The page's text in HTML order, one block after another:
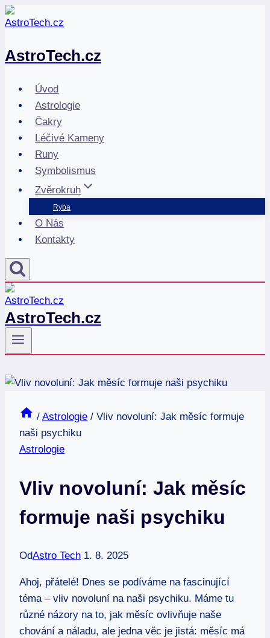
Přeskočit
na
AstroTech.cz
Úvod
Astrologie
Čakry
Léčivé Kameny
Runy
Symbolismus
Zvěrokruh
Ryba
O Nás
Kontakty
AstroTech.cz
/ Astrologie / Vliv novoluní: Jak měsíc formuje
naši psychiku
Astrologie
Vliv novoluní: Jak měsíc
formuje naši psychiku
OdAstro Tech 1. 8. 2025
Ahoj, přátelé! Dnes se podíváme na fascinující
téma – vliv novoluní na naši psychiku. Máme tu
různé názory na to, jak měsíc ovlivňuje naše
chování a náladu, ale jedna věc je jistá: měsíc má